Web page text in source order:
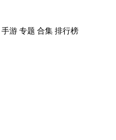
手游 专题 合集 排行榜